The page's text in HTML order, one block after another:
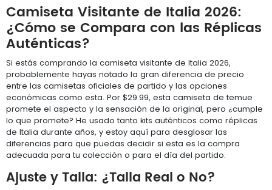
Camiseta Visitante de Italia 2026:
¿Cómo se Compara con las Réplicas
Auténticas?
Si estás comprando la camiseta visitante de Italia 2026,
probablemente hayas notado la gran diferencia de precio
entre las camisetas oficiales de partido y las opciones
económicas como esta. Por $29.99, esta camiseta de temue
promete el aspecto y la sensación de la original, pero ¿cumple
lo que promete? He usado tanto kits auténticos como réplicas
de Italia durante años, y estoy aquí para desglosar las
diferencias para que puedas decidir si esta es la compra
adecuada para tu colección o para el día del partido.
Ajuste y Talla: ¿Talla Real o No?